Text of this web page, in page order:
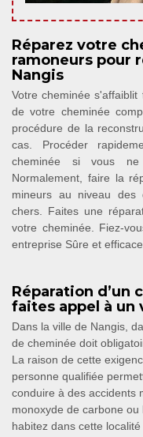
Réparez votre
ramoneurs pour
Nangis
Votre cheminée
de votre cheminée
procédure de la
cas. Procéder
cheminée si vous
Normalement, faire la
mineurs au niveau des
chers. Faites une
votre cheminée. Fiez-
entreprise Sûre et efficace.
Réparation d’un
faites appel à un
Dans la ville de Nangis,
de cheminée doit
La raison de cette
personne qualifiée
conduire à des accidents
monoxyde de carbone
habitez dans cette